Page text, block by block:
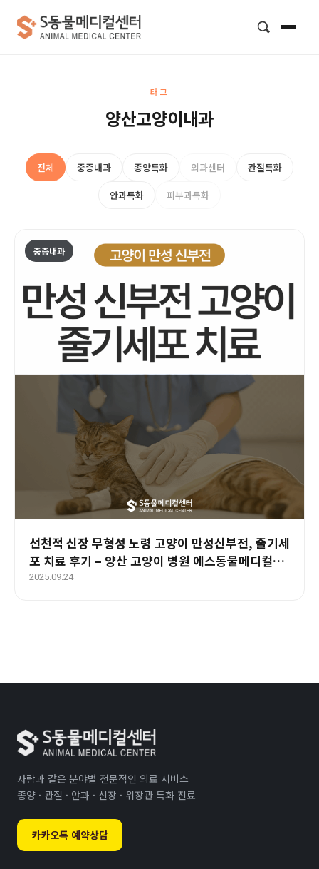
태그
양산고양이내과
전체 중증내과 종양특화 외과센터 관절특화
안과특화 피부과특화
중증내과
선천적 신장 무형성 노령 고양이 만성신부전, 줄기세
포 치료 후기 – 양산 고양이 병원 에스동물메디컬센
터
2025.09.24
사람과 같은 분야별 전문적인 의료 서비스
종양 · 관절 · 안과 · 신장 · 위장관 특화 진료
카카오톡 예약상담